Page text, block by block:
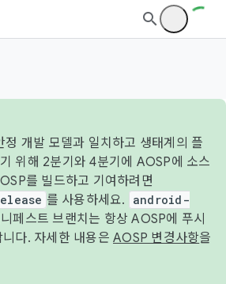
개발 모델과 일치하고 생태계의 플
위해 2분기와 4분기에 AOSP에 소스
를 빌드하고 기여하려면
를 사용하세요.
android-
페스트 브랜치는 항상 AOSP에 푸시
다. 자세한 내용은 AOSP 변경사항을